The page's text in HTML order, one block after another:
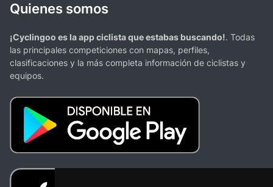
Quienes somos
¡Cyclingoo es la app ciclista que estabas buscando!. Todas
las principales competiciones con mapas, perfiles,
clasificaciones y la más completa información de ciclistas y
equipos.